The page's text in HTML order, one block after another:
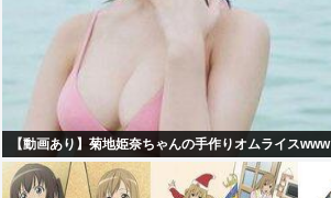
【動画あり】菊地姫奈ちゃんの手作りオムライスwww